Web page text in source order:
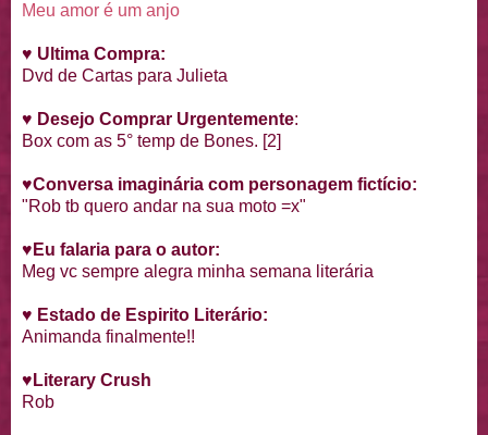
Meu amor é um anjo
♥ Ultima Compra:
Dvd de Cartas para Julieta
♥ Desejo Comprar Urgentemente:
Box com as 5° temp de Bones. [2]
♥Conversa imaginária com personagem fictício:
"Rob tb quero andar na sua moto =x"
♥ Eu falaria para o autor:
Meg vc sempre alegra minha semana literária
♥ Estado de Espirito Literário:
Animanda finalmente!!
♥ Literary Crush
Rob